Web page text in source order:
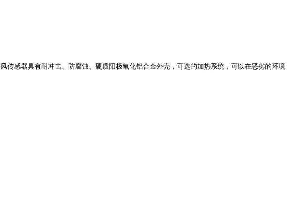
传感器具有耐冲击、防腐蚀、硬质阳极氧化铝合金外壳，可选的加热系统，可以在恶劣的环境